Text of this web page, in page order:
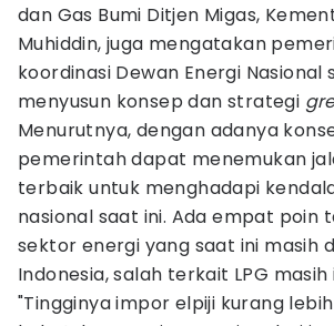
dan Gas Bumi Ditjen Migas,
Muhiddin, juga mengatakan
koordinasi Dewan Energi Nasional
menyusun konsep dan strategi
Menurutnya, dengan adanya
pemerintah dapat menemukan
terbaik untuk menghadapi
nasional saat ini. Ada empat poin
sektor energi yang saat ini masih
Indonesia, salah terkait LPG masih
"Tingginya impor elpiji kurang